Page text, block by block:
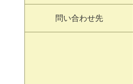
問い合わせ先